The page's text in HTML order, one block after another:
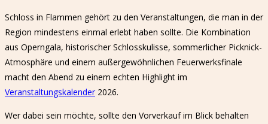
Schloss in Flammen gehört zu den Veranstaltungen, die man in der
Region mindestens einmal erlebt haben sollte. Die Kombination
aus Operngala, historischer Schlosskulisse, sommerlicher Picknick-
Atmosphäre und einem außergewöhnlichen Feuerwerksfinale
macht den Abend zu einem echten Highlight im
Veranstaltungskalender2026.
Wer dabei sein möchte, sollte den Vorverkauf im Blick behalten